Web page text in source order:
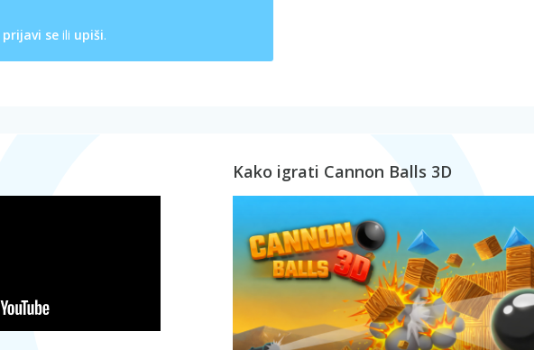
prijavi se ili upiši.
Kako igrati Cannon Balls 3D